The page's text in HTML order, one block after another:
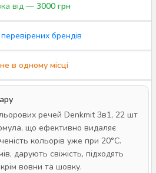
від — 3000 грн
перевірених брендів
в одному місці
речей Denkmit 3в1, 22 шт
що ефективно видаляє
кольорів уже при 20°C.
дарують свіжість, підходять
вовни та шовку.